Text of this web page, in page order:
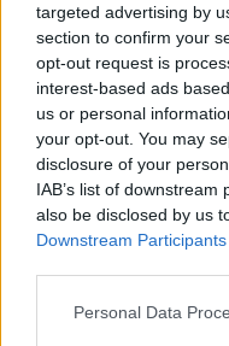
targeted advertising by
section to confirm your
opt-out request is
interest-based ads
us or personal
your opt-out. You may
disclosure of your
IAB’s list of
also be disclosed by us
Downstream Participants
Personal Data
Sportininkė
trečiadienį gautą
tuo metu, kai
„Su mama vakar
tave stebi iš